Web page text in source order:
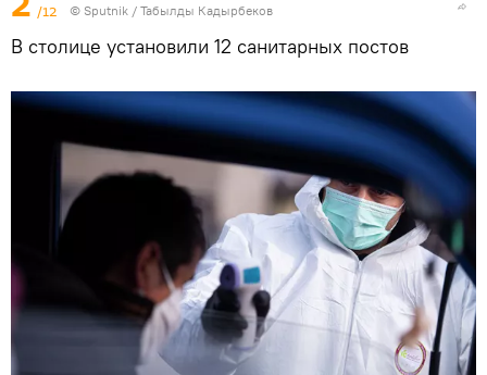
/12 © Sputnik / Табылды Кадырбеков
В столице установили 12 санитарных постов